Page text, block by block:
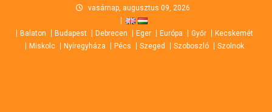
content
vasárnap, augusztus 09, 2026
Balaton Budapest Debrecen Eger Európa Győr
Kecskemét
Miskolc
Nyíregyháza Pécs Szeged Szoboszló Szolnok